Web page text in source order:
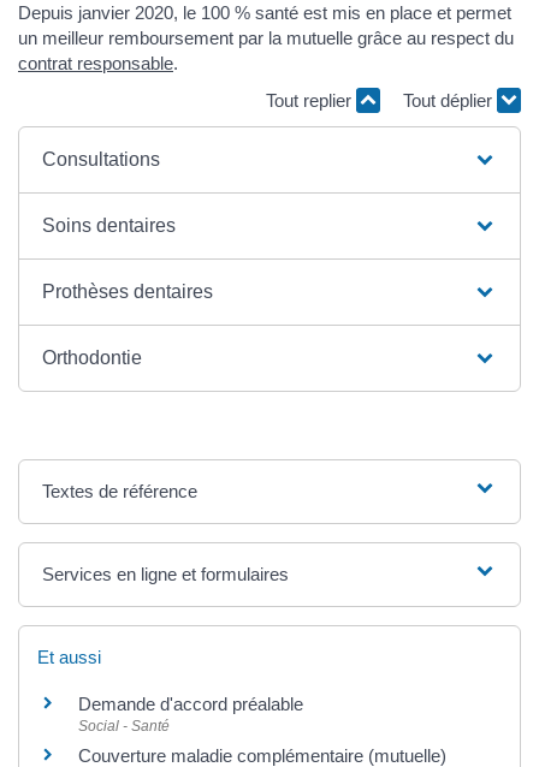
Depuis janvier 2020, le 100 % santé est mis en place et permet
un meilleur remboursement par la mutuelle grâce au respect du
contrat responsable.
Tout replier
Tout déplier
Consultations
Soins dentaires
Prothèses dentaires
Orthodontie
Textes de référence
Services en ligne et formulaires
Et aussi
Demande d'accord préalable
Social - Santé
Couverture maladie complémentaire (mutuelle)